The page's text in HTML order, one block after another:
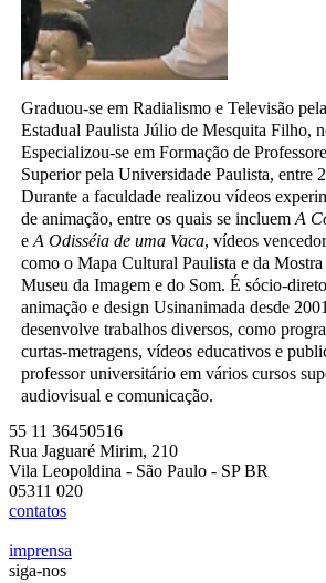
Graduou-se em Radialismo e Televisão
Estadual Paulista Júlio de Mesquita Filho,
Especializou-se em Formação de
Superior pela Universidade Paulista, entre
Durante a faculdade realizou vídeos
de animação, entre os quais se incluem A
e A Odisséia de uma Vaca, vídeos
como o Mapa Cultural Paulista e da
Museu da Imagem e do Som. É sócio-
animação e design Usinanimada desde
desenvolve trabalhos diversos, como
curtas-metragens, vídeos educativos e
professor universitário em vários cursos
audiovisual e comunicação.
55 11 36450516
Rua Jaguaré Mirim, 210
Vila Leopoldina - São Paulo - SP BR
05311 020
contatos
imprensa
siga-nos